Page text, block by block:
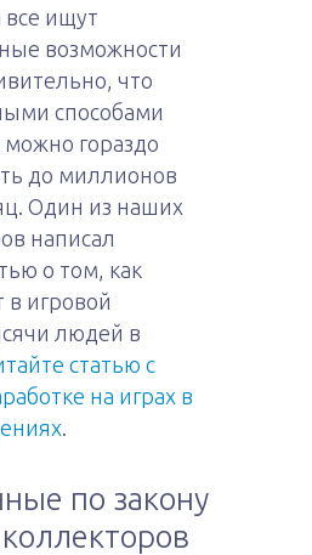
все ищут
возможности
что
способами
можно гораздо
до миллионов
Один из наших
написал
о том, как
в игровой
людей в
статью с
на играх в
.
по закону